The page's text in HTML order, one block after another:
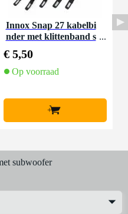
Innox Snap 27 kabelbi
nder met klittenband s
€ 5,50
Op voorraad
+
subwoofer